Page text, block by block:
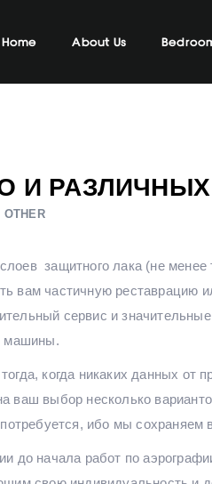
Home About Us
И
OTHER
защитного лака (не
вам частичную реставрацию
сервис и
машины.
когда никаких данных от
ваш выбор несколько
ибо мы
до начала работ по